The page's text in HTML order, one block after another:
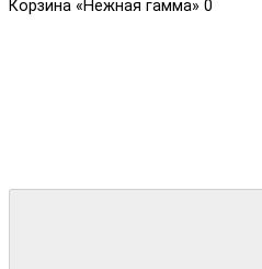
Корзина «Нежная гамма» 0